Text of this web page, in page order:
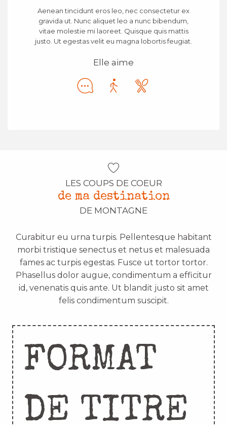
Aenean tincidunt eros leo, nec consectetur ex
gravida ut. Nunc aliquet leo a nunc bibendum,
vitae molestie mi laoreet. Quisque quis mattis
justo. Ut egestas velit eu magna lobortis feugiat.
Elle aime
LES COUPS DE COEUR
de ma destination
DE MONTAGNE
Curabitur eu urna turpis. Pellentesque habitant
morbi tristique senectus et netus et malesuada
fames ac turpis egestas. Fusce ut tortor tortor.
Phasellus dolor augue, condimentum a efficitur
id, venenatis quis ante. Ut blandit justo sit amet
felis condimentum suscipit.
FORMAT
DE TITRE